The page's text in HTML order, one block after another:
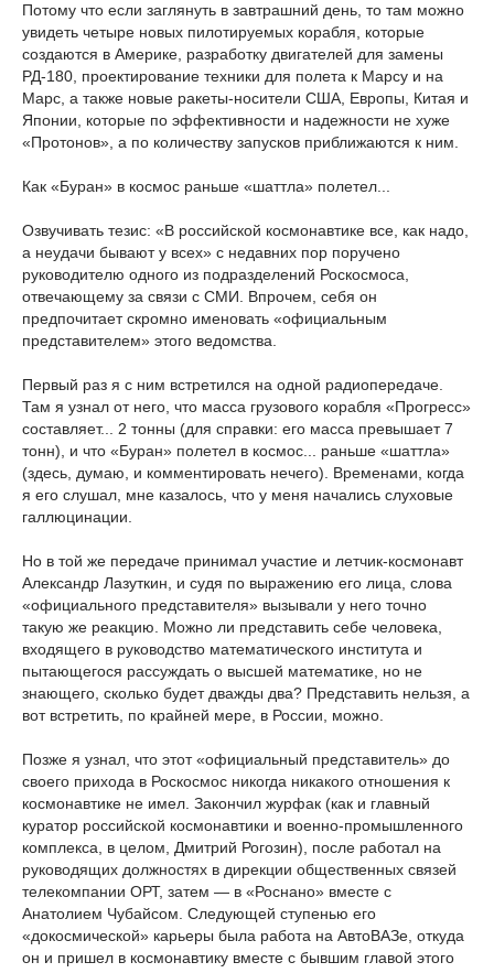
Потому что если заглянуть в завтрашний день, то там можно
увидеть четыре новых пилотируемых корабля, которые
создаются в Америке, разработку двигателей для замены
РД-180, проектирование техники для полета к Марсу и на
Марс, а также новые ракеты-носители США, Европы, Китая и
Японии, которые по эффективности и надежности не хуже
«Протонов», а по количеству запусков приближаются к ним.
Как «Буран» в космос раньше «шаттла» полетел...
Озвучивать тезис: «В российской космонавтике все, как надо,
а неудачи бывают у всех» с недавних пор поручено
руководителю одного из подразделений Роскосмоса,
отвечающему за связи с СМИ. Впрочем, себя он
предпочитает скромно именовать «официальным
представителем» этого ведомства.
Первый раз я с ним встретился на одной радиопередаче.
Там я узнал от него, что масса грузового корабля «Прогресс»
составляет... 2 тонны (для справки: его масса превышает 7
тонн), и что «Буран» полетел в космос... раньше «шаттла»
(здесь, думаю, и комментировать нечего). Временами, когда
я его слушал, мне казалось, что у меня начались слуховые
галлюцинации.
Но в той же передаче принимал участие и летчик-космонавт
Александр Лазуткин, и судя по выражению его лица, слова
«официального представителя» вызывали у него точно
такую же реакцию. Можно ли представить себе человека,
входящего в руководство математического института и
пытающегося рассуждать о высшей математике, но не
знающего, сколько будет дважды два? Представить нельзя, а
вот встретить, по крайней мере, в России, можно.
Позже я узнал, что этот «официальный представитель» до
своего прихода в Роскосмос никогда никакого отношения к
космонавтике не имел. Закончил журфак (как и главный
куратор российской космонавтики и военно-промышленного
комплекса, в целом, Дмитрий Рогозин), после работал на
руководящих должностях в дирекции общественных связей
телекомпании ОРТ, затем — в «Роснано» вместе с
Анатолием Чубайсом. Следующей ступенью его
«докосмической» карьеры была работа на АвтоВАЗе, откуда
он и пришел в космонавтику вместе с бывшим главой этого